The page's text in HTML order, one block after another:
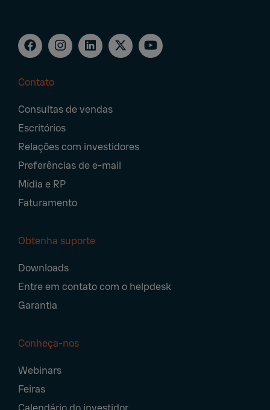
Navigation
Contato
Consultas de vendas
Escritórios
Relações com investidores
Preferências de e-mail
Mídia e RP
Faturamento
Obtenha suporte
Downloads
Entre em contato com o helpdesk
Garantia
Conheça-nos
Webinars
Feiras